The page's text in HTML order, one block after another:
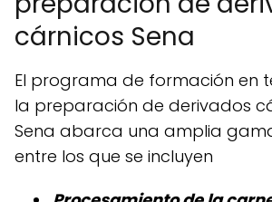
cárnicos Sena
El programa de formación en
la preparación de derivados
Sena abarca una amplia
entre los que se incluyen